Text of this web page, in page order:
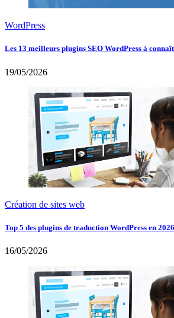
WordPress
Les 13 meilleurs plugins SEO WordPress à
19/05/2026
Création de sites web
Top 5 des plugins de traduction WordPress en 2026
16/05/2026